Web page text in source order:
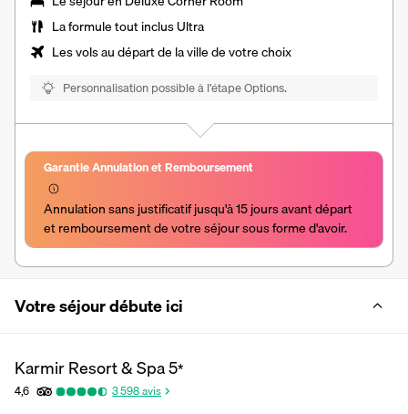
Laformule tout inclus Ultra
Les vols au départ de la ville de votre choix
Personnalisation possible à l’étape Options.
Garantie Annulation et Remboursement
Annulation sans justificatif jusqu'à 15 jours avant départ
et remboursement de votre séjour sous forme d'avoir.
Votre séjour débute ici
Karmir Resort & Spa5*
4,6 3 598avis